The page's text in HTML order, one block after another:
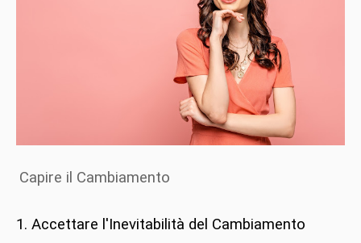
Capire il Cambiamento
1. Accettare l'Inevitabilità del Cambiamento